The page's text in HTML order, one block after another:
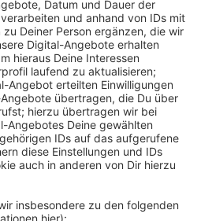
die Flugbegleiter aller
ist erst um Mitternacht
standen am Sonntag
in Köln/Bonn – davon fast
Lufthansa wollen am
ziehen und über das
Die Gewerkschaft UFO